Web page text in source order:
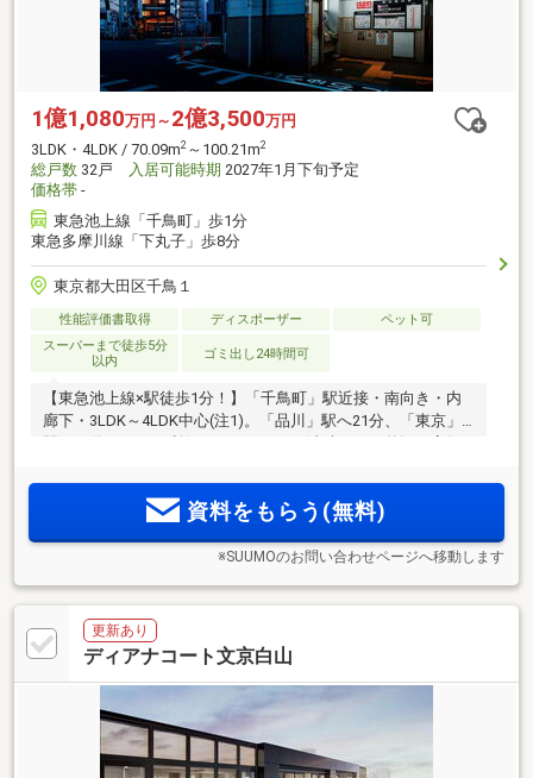
1億1,080万円～ 2億3,500万円
3LDK・4LDK / 70.09m2 ～100.21m2
総戸数 32戸 入居可能時期 2027年1月下旬予定
価格帯 -
東急池上線「千鳥町」歩1分
東急多摩川線「下丸子」歩8分
東京都大田区千鳥１
性能評価書取得 ディスポーザー
ペット可
スーパーまで徒歩5分
以内
ゴミ出し24時間可
【東急池上線×駅徒歩1分！】「千鳥町」駅近接・南向き・内
廊下・3LDK～4LDK中心(注1)。「品川」駅へ21分、「東京」
分、小学校・保育園も徒歩3分以内の好利便立地
資料をもらう(無料)
※SUUMOのお問い合わせページへ移動します
更新あり
ディアナコート文京白山